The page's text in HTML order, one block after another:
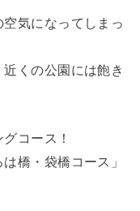
気になってしまっ
くの公園には飽き
コース！
橋・袋橋コース」